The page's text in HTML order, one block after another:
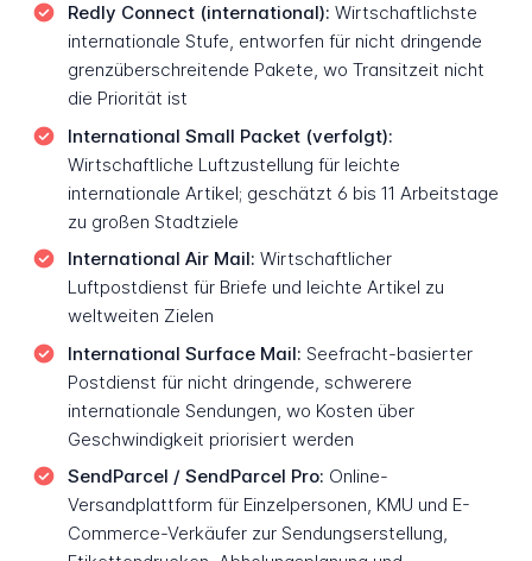
Redly Connect (international): Wirtschaftlichste
internationale Stufe, entworfen für nicht dringende
grenzüberschreitende Pakete, wo Transitzeit nicht
die Priorität ist
International Small Packet (verfolgt):
Wirtschaftliche Luftzustellung für leichte
internationale Artikel; geschätzt 6 bis 11 Arbeitstage
zu großen Stadtziele
International Air Mail: Wirtschaftlicher
Luftpostdienst für Briefe und leichte Artikel zu
weltweiten Zielen
International Surface Mail: Seefracht-basierter
Postdienst für nicht dringende, schwerere
internationale Sendungen, wo Kosten über
Geschwindigkeit priorisiert werden
SendParcel / SendParcel Pro: Online-
Versandplattform für Einzelpersonen, KMU und E-
Commerce-Verkäufer zur Sendungserstellung,